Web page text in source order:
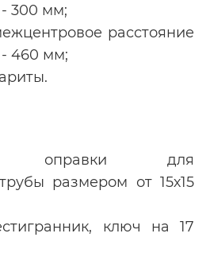
300 мм;
расстояние
460 мм;
оправки для
размером от 15х15
ключ на 17